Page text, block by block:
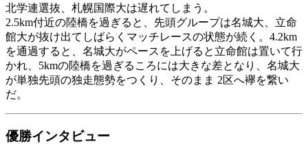
北学連選抜、札幌国際大は遅れてしまう。
2.5km付近の陸橋を過ぎると、先頭グループは名城大、立命
館大が抜け出てしばらくマッチレースの状態が続く。4.2km
を通過すると、名城大がペースを上げると立命館は置いて行
かれ、5kmの陸橋を過ぎるころには大きな差となり、名城大
が単独先頭の独走態勢をつくり、そのまま 2区へ襷を繋い
だ。
優勝インタビュー